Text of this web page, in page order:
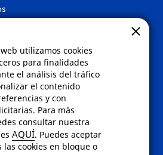
utilizamos cookies
para finalidades
el análisis del tráfico
el contenido
y con
Para más
consultar nuestra
AQUÍ. Puedes aceptar
las cookies en bloque o
compra
comerciales